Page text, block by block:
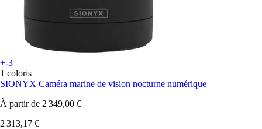
+-3
1 coloris
SIONYX Caméra marine de vision nocturne numérique
À partir de 2 349,00 €
2 313,17 €